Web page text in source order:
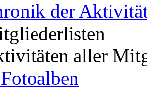
der
aller
Fotoalben